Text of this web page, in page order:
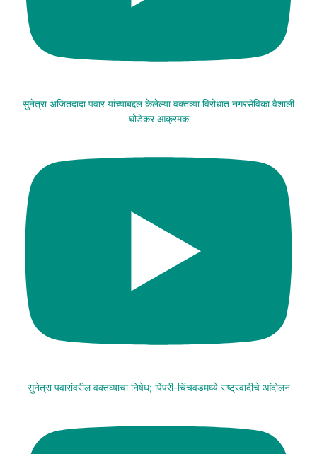
सुनेत्रा अजितदादा पवार यांच्याबद्दल केलेल्या वक्तव्या विरोधात नगरसेविका वैशाली
घोडेकर आक्रमक
सुनेत्रा पवारांवरील वक्तव्याचा निषेध; पिंपरी-चिंचवडमध्ये राष्ट्रवादीचे आंदोलन